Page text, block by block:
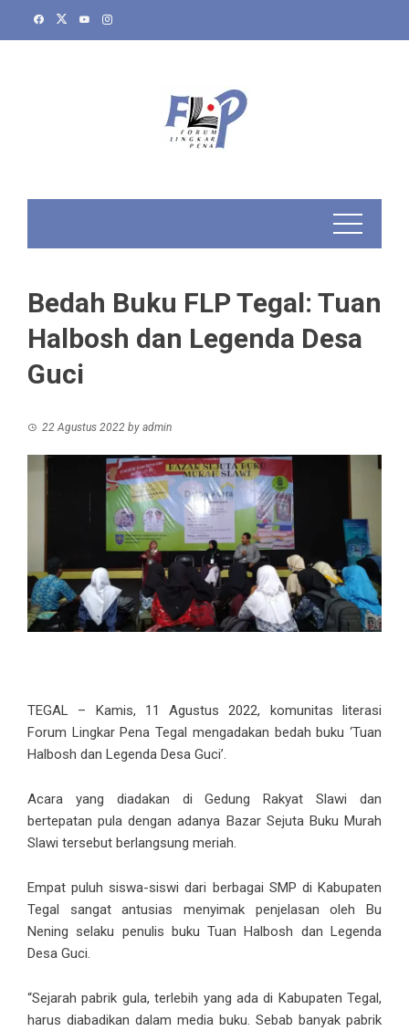
Bedah Buku FLP Tegal: Tuan
Halbosh dan Legenda Desa
Guci
22 Agustus 2022 by admin
TEGAL – Kamis, 11 Agustus 2022, komunitas literasi
Forum Lingkar Pena Tegal mengadakan bedah buku ‘Tuan
Halbosh dan Legenda Desa Guci’.
Acara yang diadakan di Gedung Rakyat Slawi dan
bertepatan pula dengan adanya Bazar Sejuta Buku Murah
Slawi tersebut berlangsung meriah.
Empat puluh siswa-siswi dari berbagai SMP di Kabupaten
Tegal sangat antusias menyimak penjelasan oleh Bu
Nening selaku penulis buku Tuan Halbosh dan Legenda
Desa Guci.
“Sejarah pabrik gula, terlebih yang ada di Kabupaten Tegal,
harus diabadikan dalam media buku. Sebab banyak pabrik